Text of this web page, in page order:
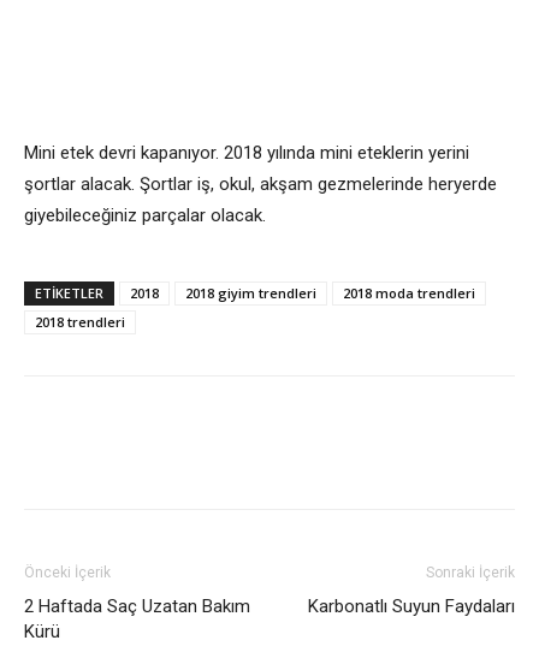
Mini etek devri kapanıyor. 2018 yılında mini eteklerin yerini
şortlar alacak. Şortlar iş, okul, akşam gezmelerinde heryerde
giyebileceğiniz parçalar olacak.
ETİKETLER 2018 2018 giyim trendleri
2018 moda trendleri
2018 trendleri
Önceki İçerik
2 Haftada Saç Uzatan Bakım
Kürü
Sonraki İçerik
Karbonatlı Suyun Faydaları